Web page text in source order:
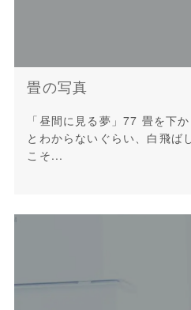
畳の写真
「昼間に見る夢」77 畳を下
とわからないぐらい、白飛ば
こそ...